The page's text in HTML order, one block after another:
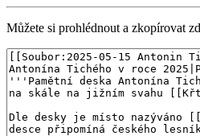
Můžete si prohlédnout a zkopírovat